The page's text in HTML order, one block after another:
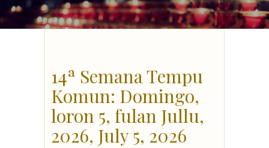
14ª Semana Tempu
Komun: Domingo,
loron 5, fulan Jullu,
2026, July 5, 2026